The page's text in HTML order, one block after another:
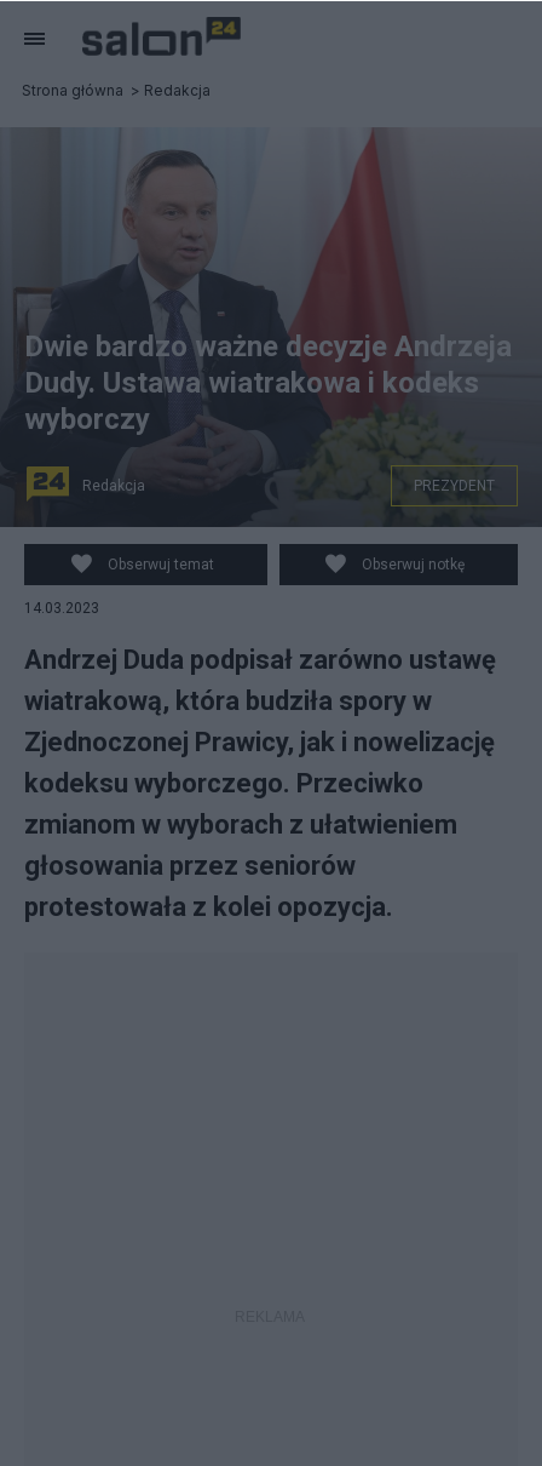
Strona główna Redakcja
Andrzej Duda, prezydent. Fot. KPRP
Dwie bardzo ważne decyzje Andrzeja
Dudy. Ustawa wiatrakowa i kodeks
wyborczy
Redakcja PREZYDENT
Obserwuj temat Obserwuj notkę
14.03.2023
Andrzej Duda podpisał zarówno ustawę
wiatrakową, która budziła spory w
Zjednoczonej Prawicy, jak i nowelizację
kodeksu wyborczego. Przeciwko
zmianom w wyborach z ułatwieniem
głosowania przez seniorów
protestowała z kolei opozycja.